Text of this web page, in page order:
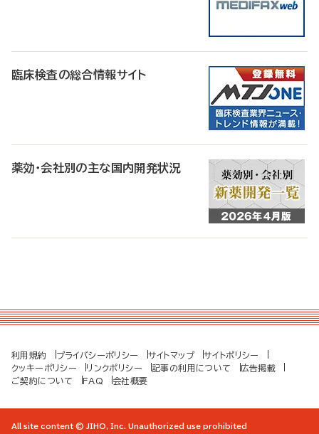
臨床検査の総合情報サイト
薬効・会社別の主な国内開発状況
利用規約 プライバシーポリシー サイトマップ
サイトポリシー
クッキーポリシー
リンクポリシー 記事の利用について
広告掲載
ご契約について
FAQ 会社概要
All site content © JIHO, Inc. Unauthorized use prohibited